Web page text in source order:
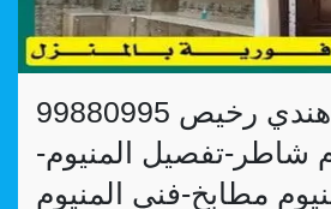
فني المنيوم هندي رخيص 99880995
شاطر-تفصيل المنيوم-
مطابخ-فني المنيوم